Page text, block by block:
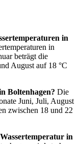
in
in
beträgt die
August auf 18 °C
Boltenhagen? Die
Juni, Juli, August
zwischen 18 und 22
in